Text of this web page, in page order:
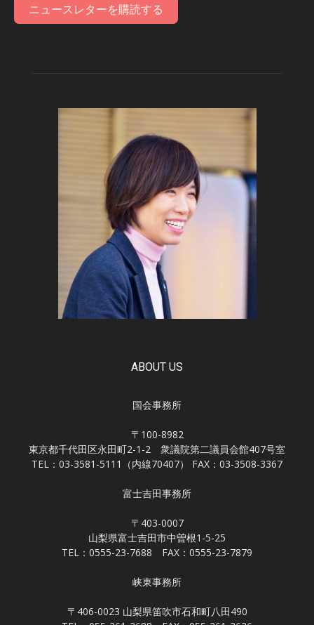
ニュースレターを購読する
ABOUT US
国会事務所
〒100-8982
東京都千代田区永田町2-1-2 衆議院第二議員会館407号室
TEL：03-3581-5111（内線70407） FAX：03-3508-3367
富士吉田事務所
〒403-0007
山梨県富士吉田市中曽根1-5-25
TEL：0555-23-7688 FAX：0555-23-7879
峡東事務所
〒406-0023 山梨県笛吹市石和町八田490